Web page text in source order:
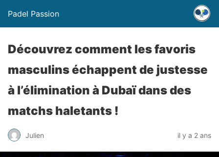
Padel Passion
Découvrez comment les favoris
masculins échappent de justesse
à l’élimination à Dubaï dans des
matchs haletants !
Julien il y a 2 ans